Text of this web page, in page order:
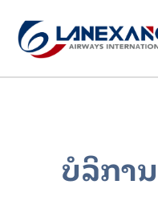
ບໍລິກາ